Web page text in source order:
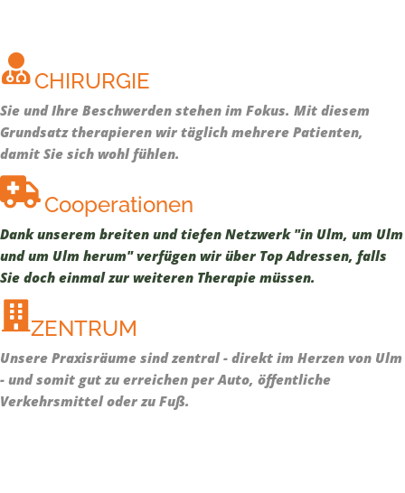
CHIRURGIE
Sie und Ihre Beschwerden stehen im Fokus. Mit diesem
Grundsatz therapieren wir täglich mehrere Patienten,
damit Sie sich wohl fühlen.
Cooperationen
Dank unserem breiten und tiefen Netzwerk "in Ulm, um Ulm
und um Ulm herum" verfügen wir über Top Adressen, falls
Sie doch einmal zur weiteren Therapie müssen.
ZENTRUM
Unsere Praxisräume sind zentral - direkt im Herzen von Ulm
- und somit gut zu erreichen per Auto, öffentliche
Verkehrsmittel oder zu Fuß.